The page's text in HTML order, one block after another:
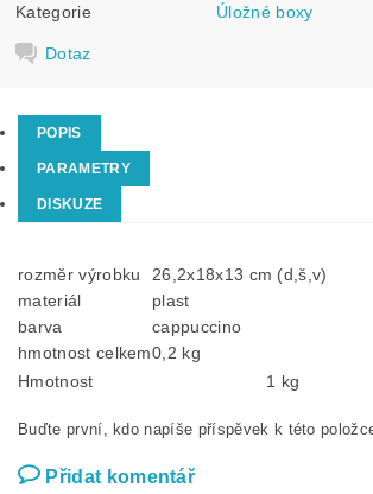
Kategorie Úložné boxy
Dotaz
POPIS
PARAMETRY
DISKUZE
rozměr výrobku
26,2x18x13 cm (d,š,v)
materiál
plast
barva
cappuccino
hmotnost celkem0,2 kg
Hmotnost
1 kg
Buďte první, kdo napíše příspěvek k této
Přidat komentář